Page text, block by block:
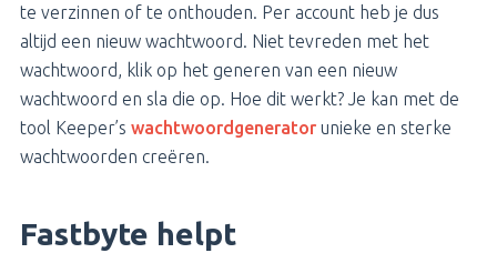
te verzinnen of te onthouden. Per account heb je dus
altijd een nieuw wachtwoord. Niet tevreden met het
wachtwoord, klik op het generen van een nieuw
wachtwoord en sla die op. Hoe dit werkt? Je kan met de
tool Keeper’s wachtwoordgeneratorunieke en sterke
wachtwoorden creëren.
Fastbyte helpt